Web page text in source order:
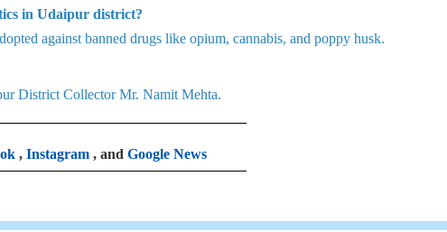
in Udaipur district?
against banned drugs like opium, cannabis, and poppy husk.
District Collector Mr. Namit Mehta.
, Instagram , and Google News